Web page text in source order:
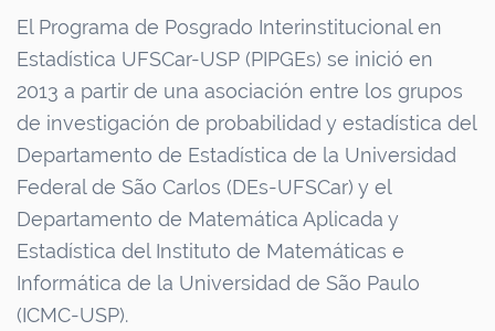
i
o
u
s
El Programa de Posgrado Interinstitucional en
Estadística UFSCar-USP (PIPGEs) se inició en
2013 a partir de una asociación entre los grupos
de investigación de probabilidad y estadística del
Departamento de Estadística de la Universidad
Federal de São Carlos (DEs-UFSCar) y el
Departamento de Matemática Aplicada y
Estadística del Instituto de Matemáticas e
Informática de la Universidad de São Paulo
(ICMC-USP).